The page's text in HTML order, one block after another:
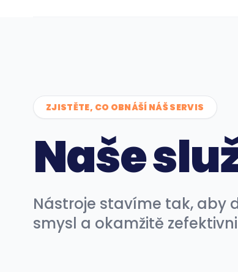
ZJISTĚTE, CO OBNÁŠÍ NÁŠ SERVIS
Naše
Nástroje stavíme tak, aby
smysl a okamžitě